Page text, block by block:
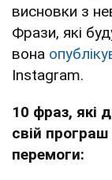
висновки з
Фрази, які
вона
Instagram.
10 фраз, які
свій
перемоги: